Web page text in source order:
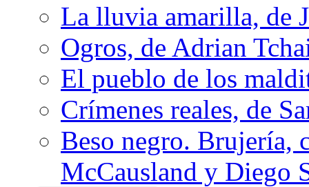
La lluvia amarilla, de
Ogros, de Adrian
El pueblo de los
Crímenes reales, de
Beso negro. Brujería,
McCausland y Diego